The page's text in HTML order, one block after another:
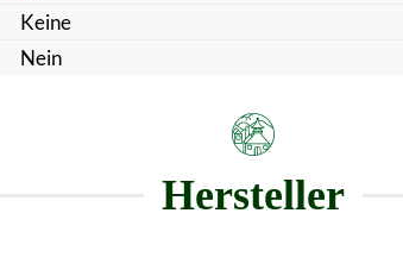
Keine
Nein
Hersteller